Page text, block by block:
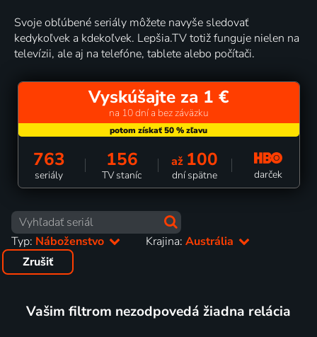
Svoje obľúbené seriály môžete navyše sledovať
kedykoľvek a kdekoľvek. Lepšia.TV totiž funguje nielen na
televízii, ale aj na telefóne, tablete alebo počítači.
Vyskúšajte za 1 €
na 10 dní a bez záväzku
763
seriály
156
TV staníc
až 100
dní spätne darček
Typ: Náboženstvo Krajina:Austrália
Zrušiť
Vašim filtrom nezodpovedá žiadna relácia